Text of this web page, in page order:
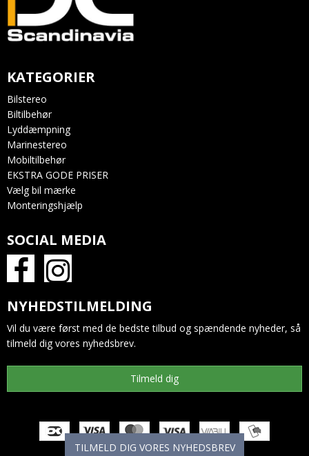
KATEGORIER
Bilstereo
Biltilbehør
Lyddæmpning
Marinestereo
Mobiltilbehør
EKSTRA GODE PRISER
Vælg bil mærke
Monteringshjælp
SOCIAL MEDIA
NYHEDSTILMELDING
Vil du være først med de bedste tilbud og spændende nyheder, så
tilmeld dig vores nyhedsbrev.
Tilmeld dig
TILMELD DIG VORES NYHEDSBREV